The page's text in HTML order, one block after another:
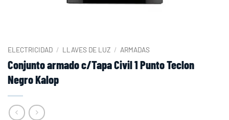
ELECTRICIDAD / LLAVES DE LUZ / ARMADAS
Conjunto armado c/Tapa Civil 1 Punto Teclon
Negro Kalop